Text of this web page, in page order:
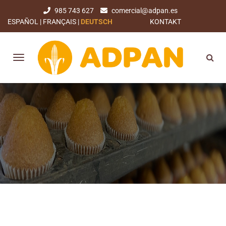
985 743 627
comercial@adpan.es
KONTAKT
ESPAÑOL FRANÇAIS DEUTSCH